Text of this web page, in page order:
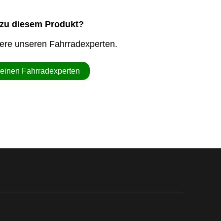
diesem Produkt?
unseren Fahrradexperten.
Fahrradexperten